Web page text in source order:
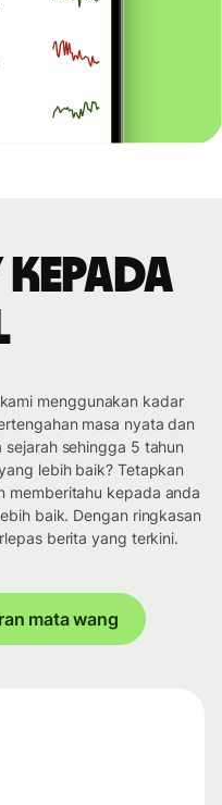
kepada
menggunakan kadar
masa nyata dan
sehingga 5 tahun
lebih baik? Tetapkan
memberitahu kepada anda
baik. Dengan ringkasan
berita yang terkini.
mata wang